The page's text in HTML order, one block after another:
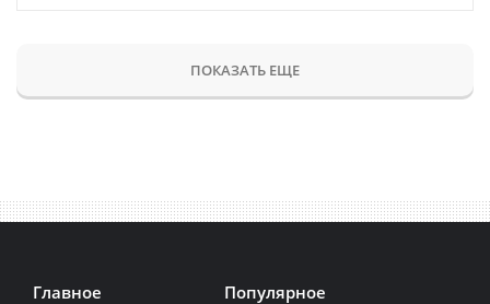
ПОКАЗАТЬ ЕЩЕ
Главное Популярное